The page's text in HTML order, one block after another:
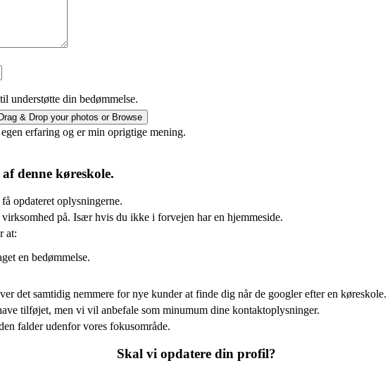
understøtte din bedømmelse.
& Drop your photos or Browse
erfaring og er min oprigtige mening.
denne køreskole.
opdateret oplysningerne.
på. Især hvis du ikke i forvejen har en hjemmeside.
at:
en bedømmelse.
det samtidig nemmere for nye kunder at finde dig når de googler efter en køreskole.
tilføjet, men vi vil anbefale som minumum dine kontaktoplysninger.
falder udenfor vores fokusområde.
Skal vi opdatere din profil?